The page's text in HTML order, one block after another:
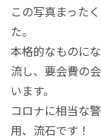
この写真まった
た。
本格的なものに
流し、要会費の
います。
コロナに相当な
用、流石です！